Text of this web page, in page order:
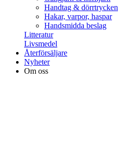
Handtag & dörrtrycken
Hakar, varpor, haspar
Handsmidda beslag
Litteratur
Livsmedel
Återförsäljare
Nyheter
Om oss